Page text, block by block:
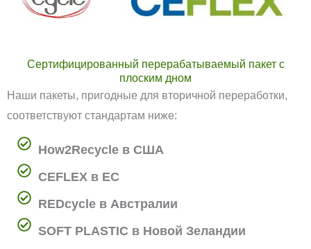
Сертифицированный перерабатываемый пакет с
плоским дном
Наши пакеты, пригодные для вторичной переработки,
соответствуют стандартам ниже:
How2Recycle в США
CEFLEX в ЕС
REDcycle в Австралии
SOFT PLASTIC в Новой Зеландии